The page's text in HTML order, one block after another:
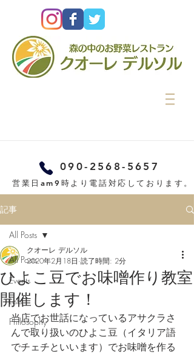
090-2568-5657
営業日am9時より電話対応しております。
記事
All Posts
Events
Lists
Philosophy
All Posts
ひよこ豆でお味噌作り教室
開催します！
クオーレ デルソル
2020年2月18日 読了時間: 2分
当店でお世話になっているアサクラさ
んで取り扱いのひよこ豆（イタリア語
でチェチといいます）でお味噌を作る